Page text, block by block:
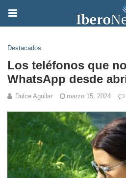
Destacados
Los teléfonos que
WhatsApp desde
Dulce Aguilar marzo 15, 2024